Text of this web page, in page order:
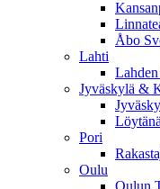
Åbo
Lahti
Jyväskylä &
Pori
Oulu
Oulun